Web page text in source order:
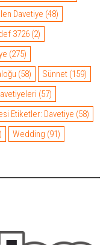
Davetiye (48)
3726 (2)
(275)
(58) Sünnet (159)
(57)
Etiketler: Davetiye (58)
Wedding (91)